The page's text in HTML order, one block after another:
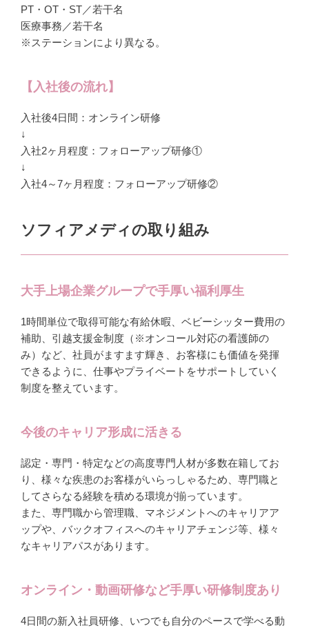
PT・OT・ST／若干名
医療事務／若干名
※ステーションにより異なる。
【入社後の流れ】
入社後4日間：オンライン研修
↓
入社2ヶ月程度：フォローアップ研修①
↓
入社4～7ヶ月程度：フォローアップ研修②
ソフィアメディの取り組み
大手上場企業グループで手厚い福利厚生
1時間単位で取得可能な有給休暇、ベビーシッター費用の
補助、引越支援金制度（※オンコール対応の看護師の
み）など、社員がますます輝き、お客様にも価値を発揮
できるように、仕事やプライベートをサポートしていく
制度を整えています。
今後のキャリア形成に活きる
認定・専門・特定などの高度専門人材が多数在籍してお
り、様々な疾患のお客様がいらっしゃるため、専門職と
してさらなる経験を積める環境が揃っています。
また、専門職から管理職、マネジメントへのキャリアア
ップや、バックオフィスへのキャリアチェンジ等、様々
なキャリアパスがあります。
オンライン・動画研修など手厚い研修制度あり
4日間の新入社員研修、いつでも自分のペースで学べる動